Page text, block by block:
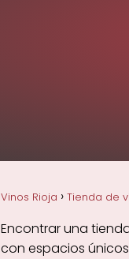
Vinos Rioja Tienda de
Encontrar una
con espacios